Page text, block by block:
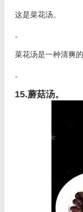
这是菜花汤。
。
菜花汤是一种清爽
。
15.蘑菇汤。